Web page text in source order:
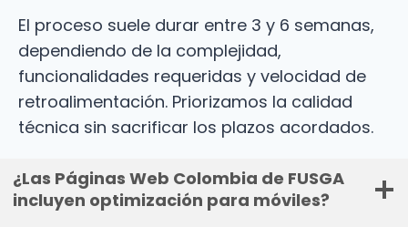
El proceso suele durar entre 3 y 6 semanas,
dependiendo de la complejidad,
funcionalidades requeridas y velocidad de
retroalimentación. Priorizamos la calidad
técnica sin sacrificar los plazos acordados.
¿Las Páginas Web Colombia de FUSGA
incluyen optimización para móviles?